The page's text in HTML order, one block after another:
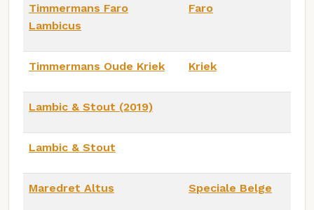
Timmermans Faro
Lambicus
Faro
Timmermans Oude Kriek Kriek
Lambic & Stout (2019)
Lambic & Stout
Maredret Altus Speciale Belge